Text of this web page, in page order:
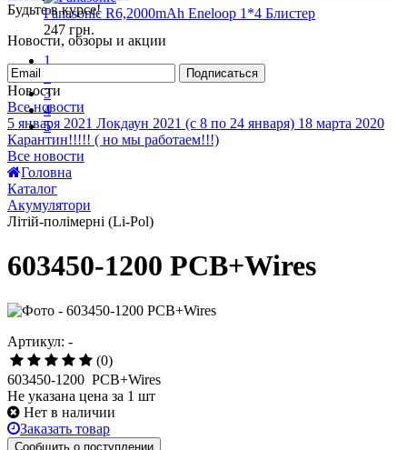
Panasonic R6,2000mAh Eneloop 1*4 Блистер
247грн.
2
3
4
5
Подписаться
Новости
Все новости
5 января 2021
Локдаун 2021 (с 8 по 24 января)
Карантин!!!!! ( но мы работаем!!!)
Все новости
Головна
Каталог
Акумулятори
Літій-полімерні (Li-Pol)
603450-1200 PCB+Wires
(0)
Не указана цена за 1 шт
Нет в наличии
Заказать товар
Сообщить о поступлении
Сравнить
Все способы оплаты